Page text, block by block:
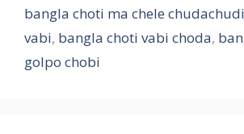
bangla choti ma chele chudachudi
vabi, bangla choti vabi choda,
golpo chobi